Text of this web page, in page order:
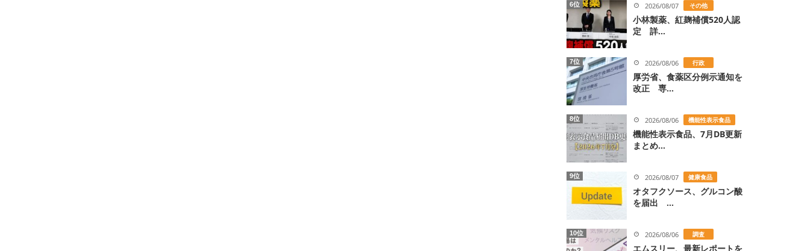
6位 2026/08/07 その他
小林製薬、紅麹補償520人認
定 詳...
7位 2026/08/06 行政
厚労省、食薬区分例示通知を
改正 専...
8位 2026/08/06 機能性表示食品
機能性表示食品、7月DB更新
まとめ...
9位 2026/08/07 健康食品
オタフクソース、グルコン酸
を届出 ...
10位 2026/08/06 調査
エムスリー、最新レポートを